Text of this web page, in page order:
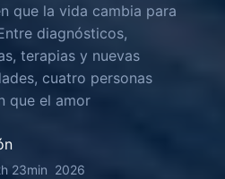
que la vida cambia para
diagnósticos,
terapias y nuevas
cuatro personas
que el amor
23min 2026